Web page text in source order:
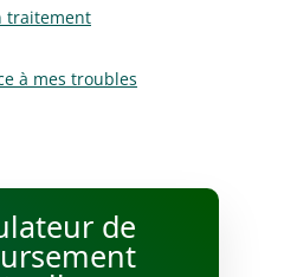
traitement
à mes troubles
de